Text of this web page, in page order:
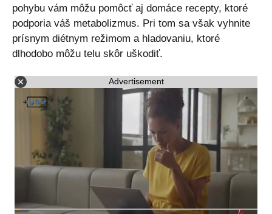
pohybu vám môžu pomôcť aj domáce recepty, ktoré
podporia váš metabolizmus. Pri tom sa však vyhnite
prísnym diétnym režimom a hladovaniu, ktoré
dlhodobo môžu telu skôr uškodiť.
Advertisement